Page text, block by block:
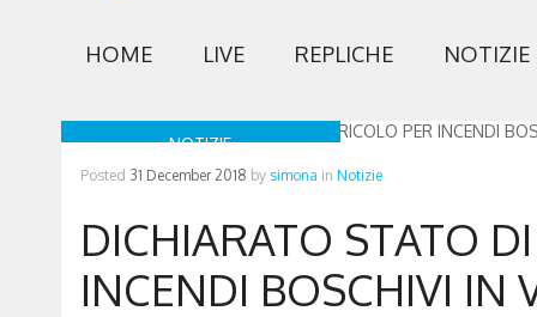
HOME LIVE REPLICHE NOTIZIE
NOTIZIE
Posted 31 December 2018 by simona in Notizie
DICHIARATO STATO
INCENDI BOSCHIVI IN